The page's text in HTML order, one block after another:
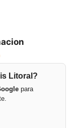
Litoral?
para